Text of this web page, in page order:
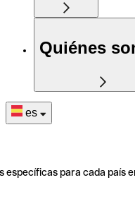
Quiénes
es
específicas para cada país